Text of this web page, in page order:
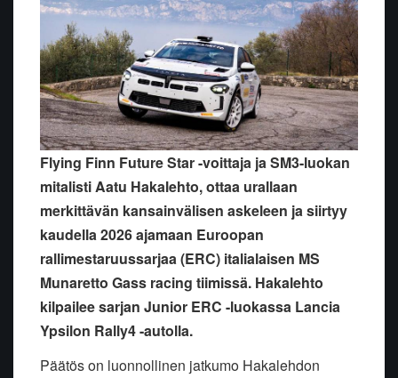
Flying Finn Future Star -voittaja ja SM3-luokan
mitalisti Aatu Hakalehto, ottaa urallaan
merkittävän kansainvälisen askeleen ja siirtyy
kaudella 2026 ajamaan Euroopan
rallimestaruussarjaa (ERC) italialaisen MS
Munaretto Gass racing tiimissä. Hakalehto
kilpailee sarjan Junior ERC -luokassa Lancia
Ypsilon Rally4 -autolla.
Päätös on luonnollinen jatkumo Hakalehdon